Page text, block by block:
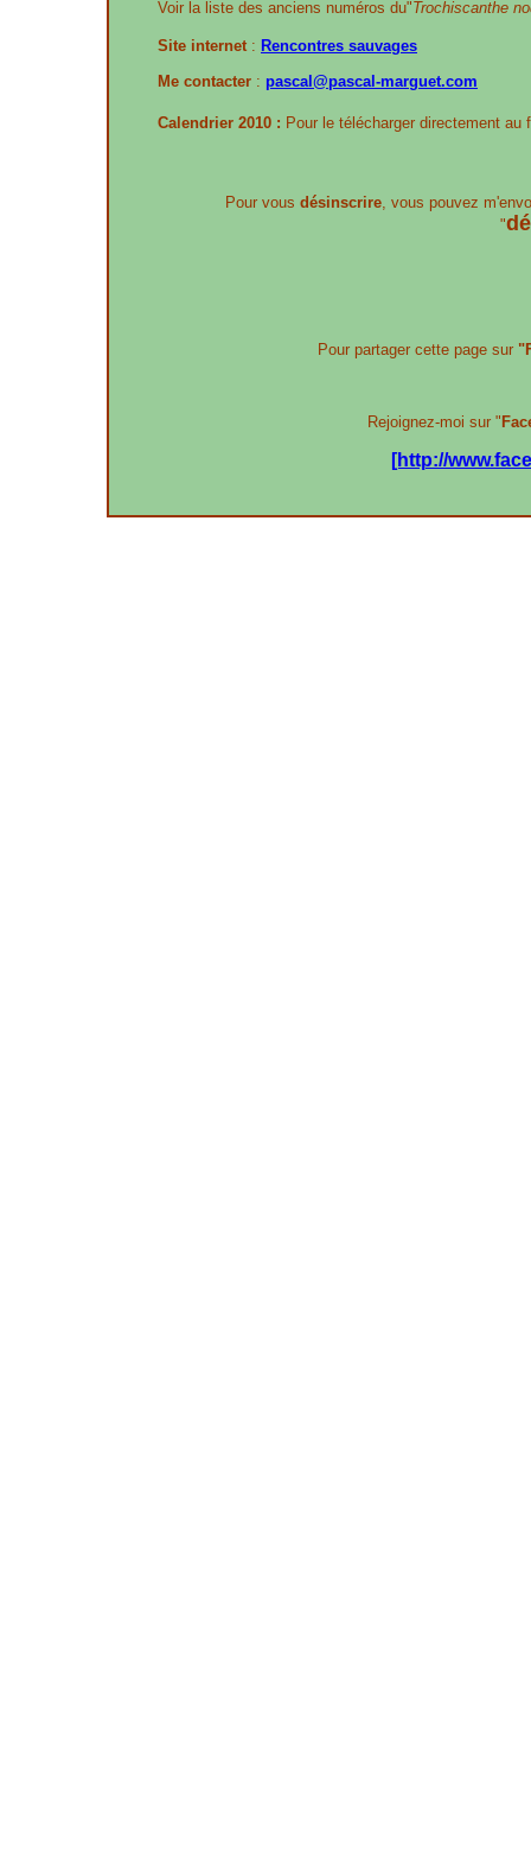
Voir la liste des anciens numéros du"Trochiscanthe
Site internet : Rencontres sauvages
Me contacter : pascal@pascal-marguet.com
Calendrier 2010 : Pour le télécharger directement au
Pour vous désinscrire, vous pouvez
"
Pour partager cette page sur
Rejoignez-moi sur "
[http://